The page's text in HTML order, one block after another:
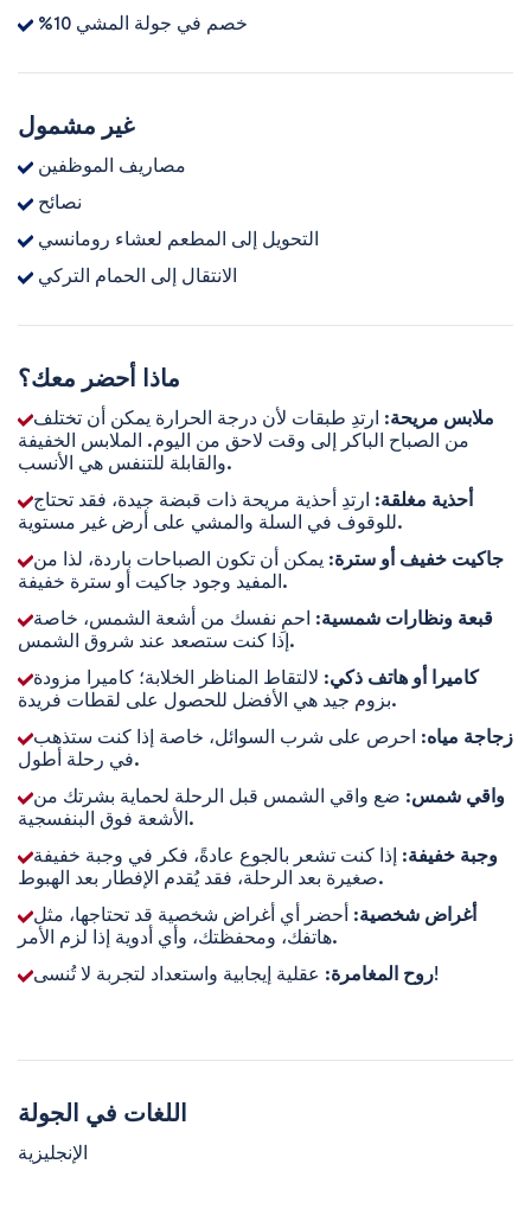
%10 خصم في جولة المشي
غير مشمول
مصاريف الموظفين
نصائح
التحويل إلى المطعم لعشاء رومانسي
الانتقال إلى الحمام التركي
ماذا أحضر معك؟
ملابس مريحة: ارتدِ طبقات لأن درجة الحرارة يمكن أن تختلف
من الصباح الباكر إلى وقت لاحق من اليوم. الملابس الخفيفة
والقابلة للتنفس هي الأنسب.
أحذية مغلقة: ارتدِ أحذية مريحة ذات قبضة جيدة، فقد تحتاج
للوقوف في السلة والمشي على أرض غير مستوية.
جاكيت خفيف أو سترة: يمكن أن تكون الصباحات باردة، لذا من
المفيد وجود جاكيت أو سترة خفيفة.
قبعة ونظارات شمسية: احمِ نفسك من أشعة الشمس، خاصة
إذا كنت ستصعد عند شروق الشمس.
كاميرا أو هاتف ذكي: لالتقاط المناظر الخلابة؛ كاميرا مزودة
بزوم جيد هي الأفضل للحصول على لقطات فريدة.
زجاجة مياه: احرص على شرب السوائل، خاصة إذا كنت ستذهب
في رحلة أطول.
واقي شمس: ضع واقي الشمس قبل الرحلة لحماية بشرتك من
الأشعة فوق البنفسجية.
وجبة خفيفة: إذا كنت تشعر بالجوع عادةً، فكر في وجبة خفيفة
صغيرة بعد الرحلة، فقد يُقدم الإفطار بعد الهبوط.
أغراض شخصية: أحضر أي أغراض شخصية قد تحتاجها، مثل
هاتفك، ومحفظتك، وأي أدوية إذا لزم الأمر.
روح المغامرة: عقلية إيجابية واستعداد لتجربة لا تُنسى!
اللغات في الجولة
الإنجليزية